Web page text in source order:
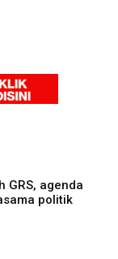
GRS, agenda
politik